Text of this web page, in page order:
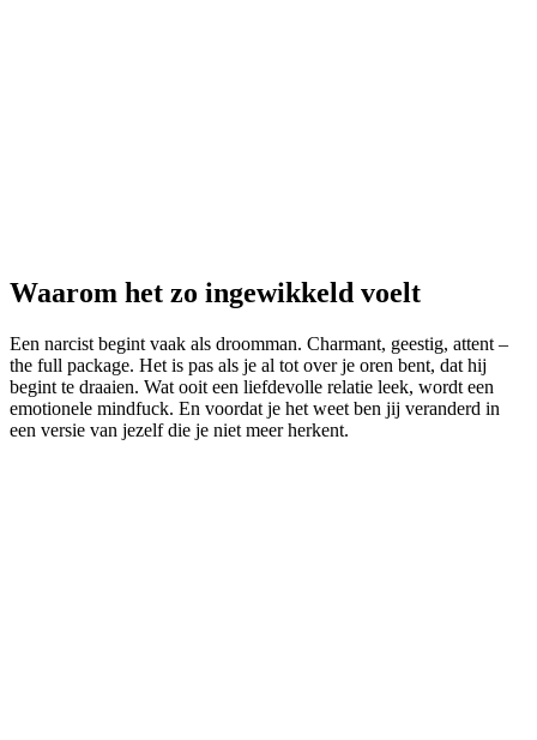
Waarom het zo ingewikkeld voelt
Een narcist begint vaak als droomman. Charmant, geestig, attent –
the full package. Het is pas als je al tot over je oren bent, dat hij
begint te draaien. Wat ooit een liefdevolle relatie leek, wordt een
emotionele mindfuck. En voordat je het weet ben jij veranderd in
een versie van jezelf die je niet meer herkent.